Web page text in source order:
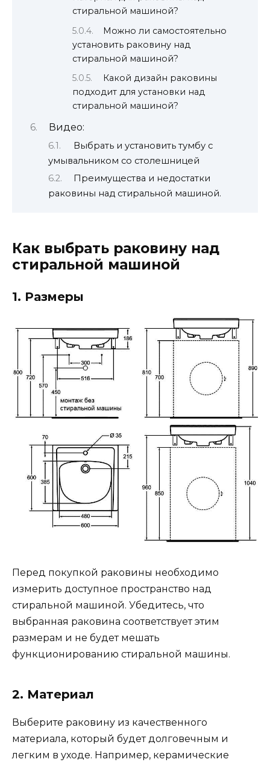
стиральной машиной?
Можно ли самостоятельно
установить раковину над
стиральной машиной?
Какой дизайн раковины
подходит для установки над
стиральной машиной?
Видео:
Выбрать и установить тумбу с
умывальником со столешницей
Преимущества и недостатки
раковины над стиральной машиной.
Как выбрать раковину над
стиральной машиной
1. Размеры
Перед покупкой раковины необходимо
измерить доступное пространство над
стиральной машиной. Убедитесь, что
выбранная раковина соответствует этим
размерам и не будет мешать
функционированию стиральной машины.
2. Материал
Выберите раковину из качественного
материала, который будет долговечным и
легким в уходе. Например, керамические